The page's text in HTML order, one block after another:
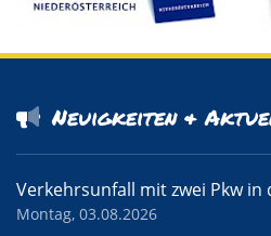
Neuigkeiten &
Verkehrsunfall mit zwei Pkw
Montag, 03.08.2026